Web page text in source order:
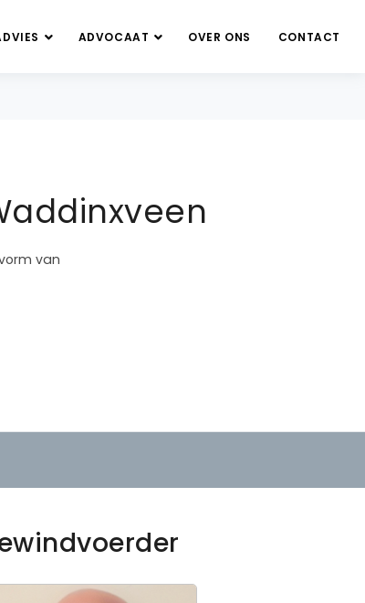
ADVOCAAT OVER ONS CONTACT
van